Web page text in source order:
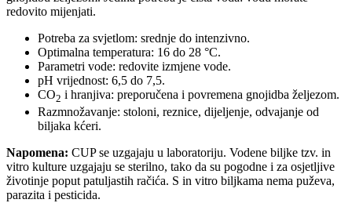
redovito mijenjati.
Potreba za svjetlom: srednje do intenzivno.
Optimalna temperatura: 16 do 28 °C.
Parametri vode: redovite izmjene vode.
pH vrijednost: 6,5 do 7,5.
CO2 i hranjiva: preporučena i povremena gnojidba željezom.
Razmnožavanje: stoloni, reznice, dijeljenje, odvajanje od
biljaka kćeri.
Napomena: CUP se uzgajaju u laboratoriju. Vodene biljke tzv. in
vitro kulture uzgajaju se sterilno, tako da su pogodne i za osjetljive
životinje poput patuljastih račića. S in vitro biljkama nema puževa,
parazita i pesticida.